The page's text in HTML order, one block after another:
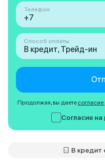
Телефон
Способ оплаты
В кредит, Трейд-ин
Продолжая, вы даете согласие
Согласие на